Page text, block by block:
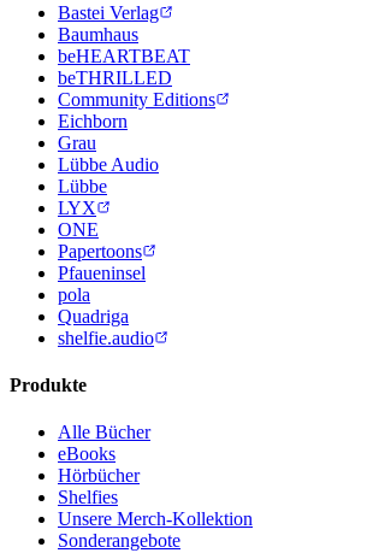
Bastei Verlag
Baumhaus
beHEARTBEAT
beTHRILLED
Community Editions
Eichborn
Grau
Lübbe Audio
Lübbe
LYX
ONE
Papertoons
Pfaueninsel
pola
Quadriga
shelfie.audio
Produkte
Alle Bücher
eBooks
Hörbücher
Shelfies
Unsere Merch-Kollektion
Sonderangebote